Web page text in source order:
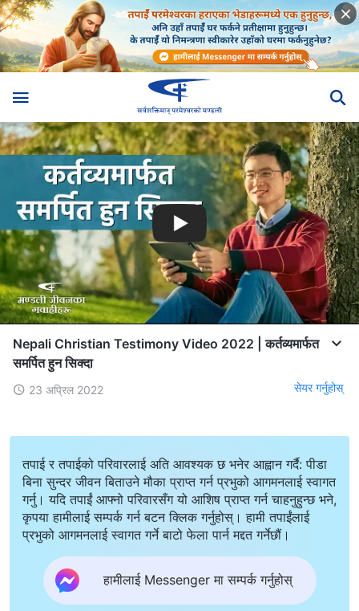
Nepali Christian Testimony Video 2022 | कर्तव्यमार्फत
समर्पित हुन सिक्दा
23 अप्रिल 2022 सेयर गर्नुहोस्
तपाई र तपाईको परिवारलाई अति आवश्यक छ भनेर आह्वान गर्दै: पीडा
बिना सुन्दर जीवन बिताउने मौका प्राप्त गर्न प्रभुको आगमनलाई स्वागत
गर्नु। यदि तपाईं आफ्नो परिवारसँग यो आशिष प्राप्त गर्न चाहनुहुन्छ भने,
कृपया हामीलाई सम्पर्क गर्न बटन क्लिक गर्नुहोस्। हामी तपाईंलाई
प्रभुको आगमनलाई स्वागत गर्ने बाटो फेला पार्न मद्दत गर्नेछौं।
हामीलाई Messenger मा सम्पर्क गर्नुहोस्